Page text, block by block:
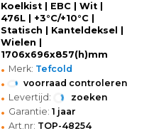
Koelkist | EBC | Wit |
476L | +3°C/+10°C |
Statisch | Kanteldeksel |
Wielen |
1706x696x857(h)mm
• Merk: Tefcold
• voorraad controleren
• Levertijd: zoeken
• Garantie: 1 jaar
• Art.nr: TOP-48254